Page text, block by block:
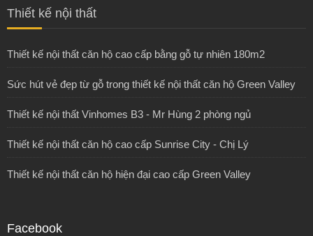
Thiết kế nội thất
Thiết kế nội thất căn hộ cao cấp bằng gỗ tự nhiên 180m2
Sức hút vẻ đẹp từ gỗ trong thiết kế nội thất căn hộ Green Valley
Thiết kế nội thất Vinhomes B3 - Mr Hùng 2 phòng ngủ
Thiết kế nội thất căn hộ cao cấp Sunrise City - Chị Lý
Thiết kế nội thất căn hộ hiện đại cao cấp Green Valley
Facebook